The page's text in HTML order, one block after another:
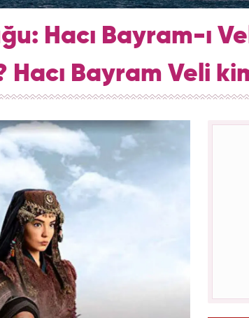
Hacı Bayram-ı
Hacı Bayram Veli